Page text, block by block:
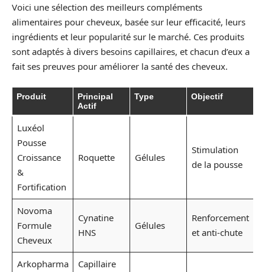
Voici une sélection des meilleurs compléments
alimentaires pour cheveux, basée sur leur efficacité, leurs
ingrédients et leur popularité sur le marché. Ces produits
sont adaptés à divers besoins capillaires, et chacun d’eux a
fait ses preuves pour améliorer la santé des cheveux.
Produit
Principal
Actif
Type Objectif
Luxéol
Pousse
Croissance
&
Fortification
Roquette Gélules
Stimulation
de la pousse
Novoma
Formule
Cheveux
Cynatine
HNS
Gélules
Renforcement
et anti-chute
Arkopharma
Capillaire